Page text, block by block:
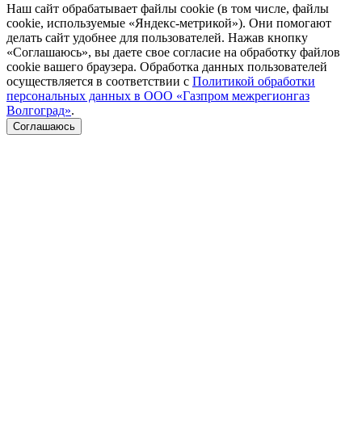
Наш сайт обрабатывает файлы cookie (в том числе, файлы
cookie, используемые «Яндекс-метрикой»). Они помогают
делать сайт удобнее для пользователей. Нажав кнопку
«Соглашаюсь», вы даете свое согласие на обработку файлов
cookie вашего браузера. Обработка данных пользователей
осуществляется в соответствии с Политикой обработки
персональных данных в ООО «Газпром межрегионгаз
Волгоград».
Соглашаюсь